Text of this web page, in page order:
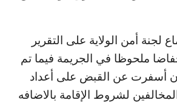
أمن الولاية على التقرير
ملحوظا في الجريمة فيما تم
(2) كردون أسفرت عن القبض على أعداد
لشروط الإقامة بالاضافه